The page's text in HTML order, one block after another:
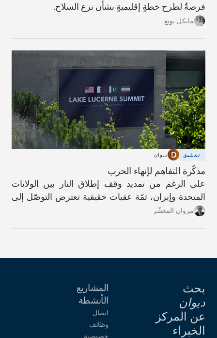
فرصةٌ لطرح خطةٍ إقليميةٍ بشأن نزع السلاح.
مايكل يونغ
تعليق ديوان
مذكّرة التفاهم لإنهاء الحرب
على الرغم من تمديد وقف إطلاق النار بين الولايات
المتحدة وإيران، ثمّة عقبات حقيقية تعترض التوصّل إلى
اتفاق دائم.
مروان المعشّر
بحث
ديوان
عن المركز
الخبراء
المشاريع
الأنشطة
اتصال
وظائف
خصوصية